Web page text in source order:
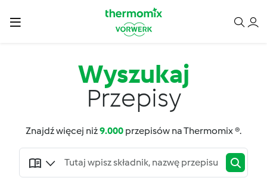
Wyszukaj
Przepisy
Znajdź więcej niż9.000 przepisów na Thermomix ®.